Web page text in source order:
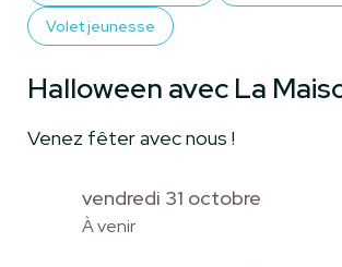
Volet jeunesse
Halloween avec La
Venez fêter avec nous !
vendredi 31 octobre
À venir